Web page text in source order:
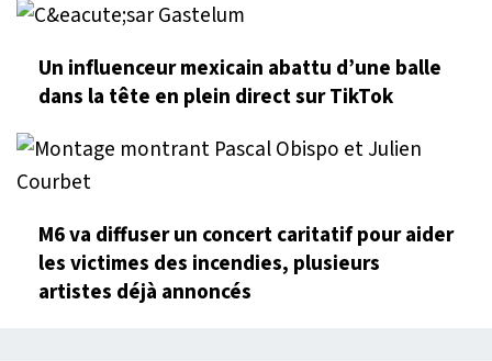
Un influenceur mexicain abattu d’une balle
dans la tête en plein direct sur TikTok
M6 va diffuser un concert caritatif pour aider
les victimes des incendies, plusieurs
artistes déjà annoncés